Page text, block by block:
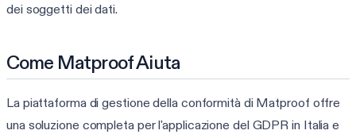
dei soggetti dei dati.
Come Matproof Aiuta
La piattaforma di gestione della conformità di Matproof offre
una soluzione completa per l'applicazione del GDPR in Italia e